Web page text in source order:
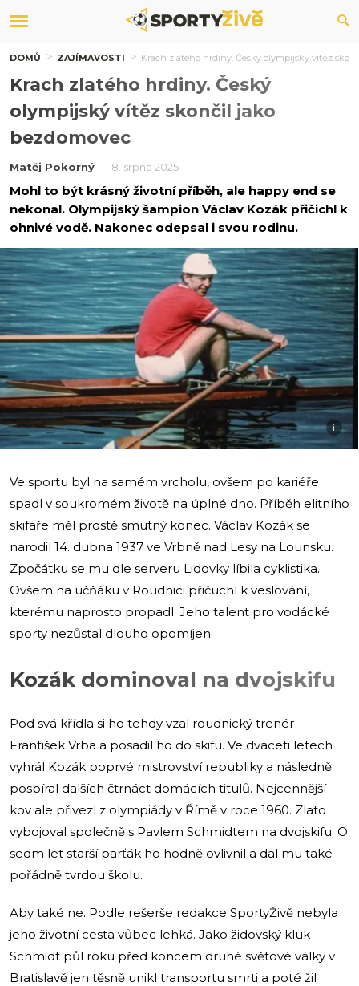
DOMŮ ZAJÍMAVOSTI Krach zlatého hrdiny. Český olympijský vítěz
Krach zlatého hrdiny. Český
olympijský vítěz skončil jako
bezdomovec
Matěj Pokorný 8. srpna 2025
Mohl to být krásný životní příběh, ale happy end se
nekonal. Olympijský šampion Václav Kozák přičichl k
ohnivé vodě. Nakonec odepsal i svou rodinu.
i
Ve sportu byl na samém vrcholu, ovšem po kariéře
spadl v soukromém životě na úplné dno. Příběh elitního
skifaře měl prostě smutný konec. Václav Kozák se
narodil 14. dubna 1937 ve Vrbně nad Lesy na Lounsku.
Zpočátku se mu dle serveru Lidovky líbila cyklistika.
Ovšem na učňáku v Roudnici přičuchl k veslování,
kterému naprosto propadl. Jeho talent pro vodácké
sporty nezůstal dlouho opomíjen.
Kozák dominoval na dvojskifu
Pod svá křídla si ho tehdy vzal roudnický trenér
František Vrba a posadil ho do skifu. Ve dvaceti letech
vyhrál Kozák poprvé mistrovství republiky a následně
posbíral dalších čtrnáct domácích titulů. Nejcennější
kov ale přivezl z olympiády v Římě v roce 1960. Zlato
vybojoval společně s Pavlem Schmidtem na dvojskifu. O
sedm let starší parťák ho hodně ovlivnil a dal mu také
pořádně tvrdou školu.
Aby také ne. Podle rešerše redakce SportyŽivě nebyla
jeho životní cesta vůbec lehká. Jako židovský kluk
Schmidt půl roku před koncem druhé světové války v
Bratislavě jen těsně unikl transportu smrti a poté žil